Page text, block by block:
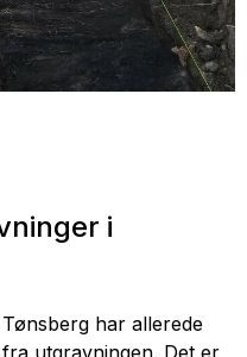
i
har allerede